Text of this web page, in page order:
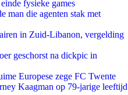
fysieke games
man die agenten stak met
in Zuid-Libanon, vergelding
geschorst na dickpic in
Europese zege FC Twente
Kaagman op 79-jarige leeftijd